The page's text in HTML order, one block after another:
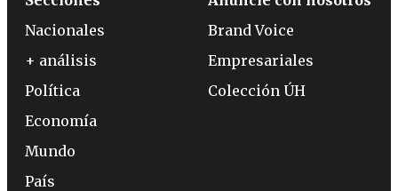
Nacionales
+ análisis
Política
Economía
Mundo
País
Brand Voice
Empresariales
Colección ÚH